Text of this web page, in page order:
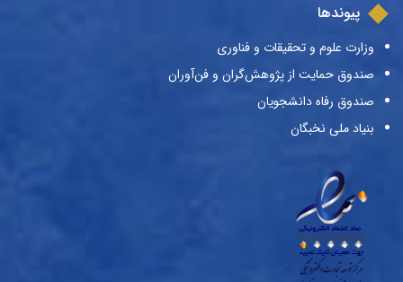
پیوندها
وزارت علوم و تحقیقات و فناوری
صندوق حمایت از پژوهش‌گران و فن‌آوران
صندوق رفاه دانشجویان
بنیاد ملی نخبگان